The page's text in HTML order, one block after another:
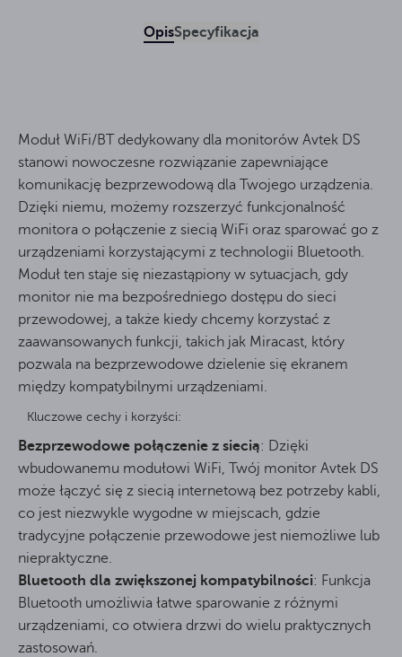
OpisSpecyfikacja
Moduł WiFi/BT dedykowany dla monitorów Avtek DS
stanowi nowoczesne rozwiązanie zapewniające
komunikację bezprzewodową dla Twojego urządzenia.
Dzięki niemu, możemy rozszerzyć funkcjonalność
monitora o połączenie z siecią WiFi oraz sparować go z
urządzeniami korzystającymi z technologii Bluetooth.
Moduł ten staje się niezastąpiony w sytuacjach, gdy
monitor nie ma bezpośredniego dostępu do sieci
przewodowej, a także kiedy chcemy korzystać z
zaawansowanych funkcji, takich jak Miracast, który
pozwala na bezprzewodowe dzielenie się ekranem
między kompatybilnymi urządzeniami.
Kluczowe cechy i korzyści:
Bezprzewodowe połączenie z siecią: Dzięki
wbudowanemu modułowi WiFi, Twój monitor Avtek DS
może łączyć się z siecią internetową bez potrzeby kabli,
co jest niezwykle wygodne w miejscach, gdzie
tradycyjne połączenie przewodowe jest niemożliwe lub
niepraktyczne.
Bluetooth dla zwiększonej kompatybilności: Funkcja
Bluetooth umożliwia łatwe sparowanie z różnymi
urządzeniami, co otwiera drzwi do wielu praktycznych
zastosowań.